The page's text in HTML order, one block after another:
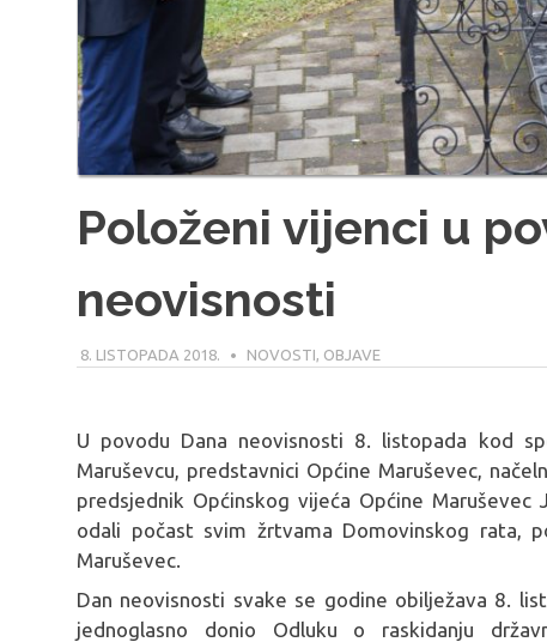
Položeni vijenci u
neovisnosti
8. LISTOPADA 2018. MARIO
NOVOSTI OBJAVE
U povodu Dana neovisnosti 8. listopada kod
Maruševcu, predstavnici Općine Maruševec,
predsjednik Općinskog vijeća Općine
odali počast svim žrtvama Domovinskog rata,
Maruševec.
Dan neovisnosti svake se godine obilježava 8.
jednoglasno donio Odluku o raskidanju